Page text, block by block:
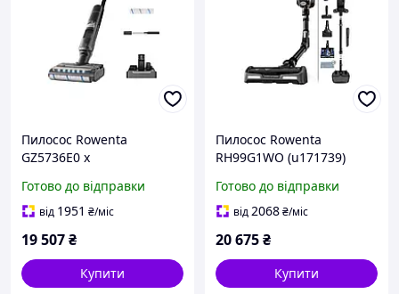
Пилосос Rowenta
GZ5736E0 x
Готово до відправки
від 1951 ₴/міс
19 507₴
Купити
Пилосос Rowenta
RH99G1WO (u171739)
Готово до відправки
від2068₴/міс
20 675₴
Купити